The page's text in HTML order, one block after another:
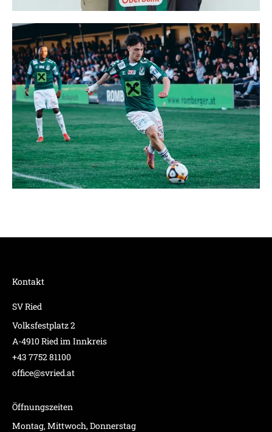
Kontakt
SV Ried
Volksfestplatz 2
A-4910 Ried im Innkreis
+43 7752 81100
office@svried.at
Öffnungszeiten
Montag, Mittwoch, Donnerstag